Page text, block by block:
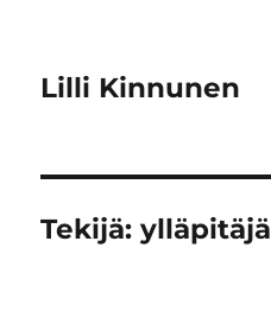
Lilli Kinnunen
Tekijä:ylläpitäjä